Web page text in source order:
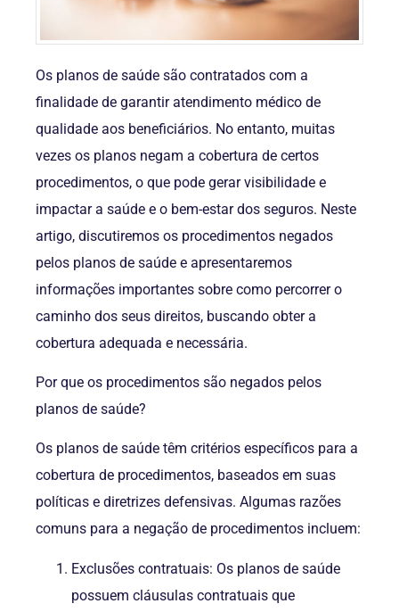
Os planos de saúde são contratados com a
finalidade de garantir atendimento médico de
qualidade aos beneficiários. No entanto, muitas
vezes os planos negam a cobertura de certos
procedimentos, o que pode gerar visibilidade e
impactar a saúde e o bem-estar dos seguros. Neste
artigo, discutiremos os procedimentos negados
pelos planos de saúde e apresentaremos
informações importantes sobre como percorrer o
caminho dos seus direitos, buscando obter a
cobertura adequada e necessária.
Por que os procedimentos são negados pelos
planos de saúde?
Os planos de saúde têm critérios específicos para a
cobertura de procedimentos, baseados em suas
políticas e diretrizes defensivas. Algumas razões
comuns para a negação de procedimentos incluem:
Exclusões contratuais: Os planos de saúde
possuem cláusulas contratuais que